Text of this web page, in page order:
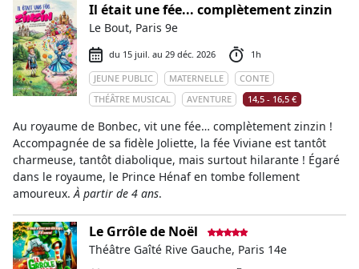
Il était une fée... complètement zinzin
Le Bout, Paris 9e
du 15 juil. au 29 déc. 2026
1h
JEUNE PUBLIC
MATERNELLE
CONTE
THÉÂTRE MUSICAL
AVENTURE 14,5 - 16,5 €
Au royaume de Bonbec, vit une fée… complètement zinzin !
Accompagnée de sa fidèle Joliette, la fée Viviane est tantôt
charmeuse, tantôt diabolique, mais surtout hilarante ! Égaré
dans le royaume, le Prince Hénaf en tombe follement
amoureux.À partir de 4 ans.
Le Grrôle de Noël
Théâtre Gaîté Rive Gauche, Paris 14e